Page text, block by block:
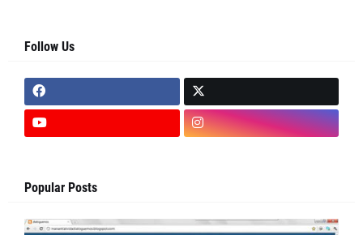
Follow Us
Popular Posts